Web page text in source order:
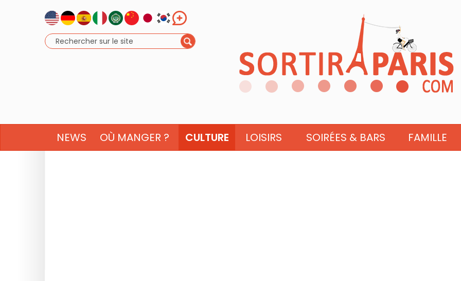
NEWS OÙ MANGER ? CULTURE LOISIRS SOIRÉES & BARS FAMILLE